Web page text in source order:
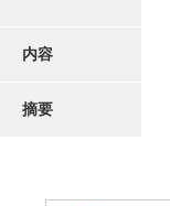
内容
摘要